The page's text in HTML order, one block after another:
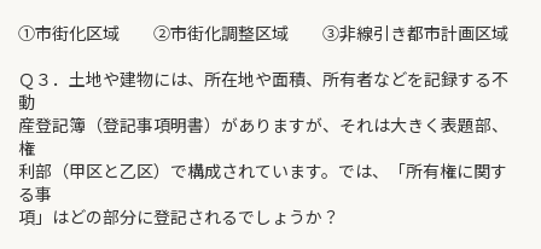
①市街化区域 ②市街化調整区域 ③非線引き都市計画区域
Ｑ３．土地や建物には、所在地や面積、所有者などを記録する不
動
産登記簿（登記事項明書）がありますが、それは大きく表題部、
権
利部（甲区と乙区）で構成されています。では、「所有権に関す
る事
項」はどの部分に登記されるでしょうか？